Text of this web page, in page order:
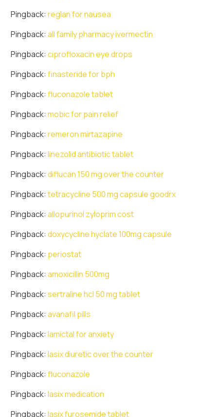
Pingback:reglan for nausea
Pingback:all family pharmacy ivermectin
Pingback:ciprofloxacin eye drops
Pingback:finasteride for bph
Pingback:fluconazole tablet
Pingback:mobic for pain relief
Pingback:remeron mirtazapine
Pingback:linezolid antibiotic tablet
Pingback:diflucan 150 mg over the counter
Pingback:tetracycline 500 mg capsule goodrx
Pingback:allopurinol zyloprim cost
Pingback:doxycycline hyclate 100mg capsule
Pingback: periostat
Pingback:amoxicillin 500mg
Pingback:sertraline hcl 50 mg tablet
Pingback:avanafil pills
Pingback:lamictal for anxiety
Pingback:lasix diuretic over the counter
Pingback:fluconazole
Pingback:lasix medication
Pingback:lasix furosemide tablet